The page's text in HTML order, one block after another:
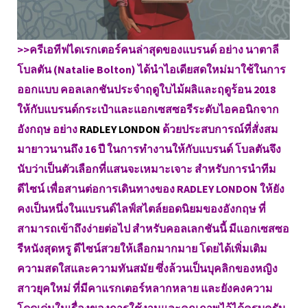
>>ครีเอทีฟไดเรกเตอร์คนล่าสุดของแบรนด์ อย่าง นาตาลี
โบลตัน (Natalie Bolton) ได้นำไอเดียสดใหม่มาใช้ในการ
ออกแบบ คอลเลกชันประจำฤดูใบไม้ผลิและฤดูร้อน 2018
ให้กับแบรนด์กระเป๋าและแอกเซสซอรีระดับไอคอนิกจาก
อังกฤษ อย่าง RADLEY LONDON ด้วยประสบการณ์ที่สั่งสม
มายาวนานถึง 16 ปี ในการทำงานให้กับแบรนด์ โบลตันจึง
นับว่าเป็นตัวเลือกที่แสนจะเหมาะเจาะ สำหรับการนำทีม
ดีไซน์ เพื่อสานต่อการเดินทางของ RADLEY LONDON ให้ยัง
คงเป็นหนึ่งในแบรนด์ไลฟ์สไตล์ยอดนิยมของอังกฤษ ที่
สามารถเข้าถึงง่ายต่อไป สำหรับคอลเลกชันนี้ มีแอกเซสซอ
รีหนังสุดหรู ดีไซน์สวยให้เลือกมากมาย โดยได้เพิ่มเติม
ความสดใสและความทันสมัย ซึ่งล้วนเป็นบุคลิกของหญิง
สาวยุคใหม่ ที่มีคาแรกเตอร์หลากหลาย และยังคงความ